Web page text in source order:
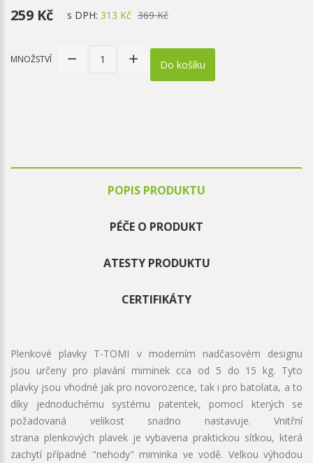
259 Kč s DPH: 313 Kč 369 Kč
MNOŽSTVÍ Do košíku
POPIS PRODUKTU
PÉČE O PRODUKT
ATESTY PRODUKTU
CERTIFIKÁTY
Plenkové plavky T-TOMI v moderním nadčasovém designu
jsou určeny pro plavání miminek cca od 5 do 15 kg. Tyto
plavky jsou vhodné jak pro novorozence, tak i pro batolata, a to
díky jednoduchému systému patentek, pomocí kterých se
požadovaná velikost snadno nastavuje. Vnitřní
strana plenkových plavek je vybavena praktickou síťkou, která
zachytí případné "nehody" miminka ve vodě. Velkou výhodou